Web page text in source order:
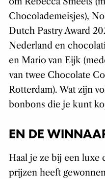
Chocolademeisjes),
Dutch Pastry Award
Nederland en
en Mario van Eijk
van twee Chocolate
Rotterdam). Wat zijn
bonbons die je kunt
EN DE
Haal je ze bij een luxe
prijzen heeft